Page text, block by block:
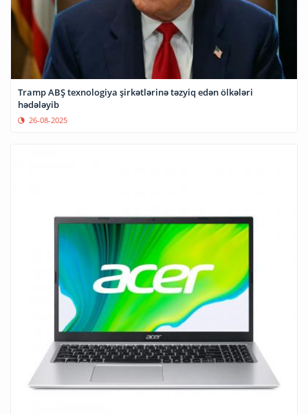
Tramp ABŞ texnologiya şirkətlərinə təzyiq edən ölkələri
hədələyib
26-08-2025